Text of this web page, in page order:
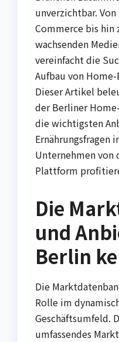
unverzichtbar.
Commerce bis
wachsenden
vereinfacht die
Aufbau von
Dieser Artikel
der Berliner
die wichtigsten
Ernährungsfragen
Unternehmen von
Plattform
Die
und
Berlin
Die
Rolle im
Geschäftsumfeld.
umfassendes